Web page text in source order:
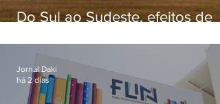
Do Sul ao Sudeste, efeitos de
apreensão na população
Jornal Daki
há 2 dias